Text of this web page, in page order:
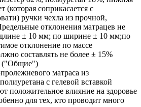
(которая соприкасается с
ручки чехла из прочной,
отклонения матрацев не
± 10 мм; по ширине ± 10 мм;по
отклонение по массе
составлять не более ± 15%
("Общие")
матраса из
с гелевой вставкой
положительное влияние на здоровье
для тех, кто проводит много